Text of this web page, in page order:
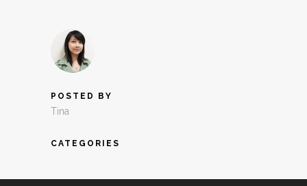
POSTED BY
Tina
CATEGORIES